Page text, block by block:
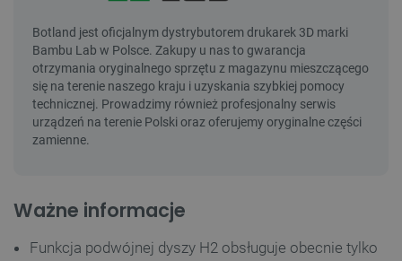
Ważne informacje
Funkcja podwójnej dyszy H2 obsługuje obecnie tylko